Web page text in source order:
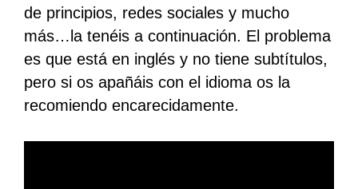
de principios, redes sociales y mucho
más…la tenéis a continuación. El problema
es que está en inglés y no tiene subtítulos,
pero si os apañáis con el idioma os la
recomiendo encarecidamente.